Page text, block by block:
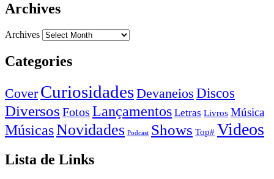
Archives
Archives
Categories
Cover CuriosidadesDevaneios Discos
Diversos Fotos Lançamentos Letras Livros Música
MúsicasNovidades Podcast Shows Top# Videos
Lista de Links